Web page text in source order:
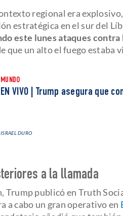
regional era
estratégica en el sur del
este lunes ataques
que un alto el fuego estaba
MUNDO
EN VIVO | Trump asegura que
ISRAEL DURO
a la llamada
Trump publicó en Truth
a cabo un gran operativo en